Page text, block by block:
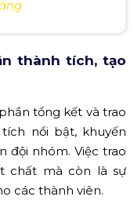
thành tích, tạo
tổng kết và trao
nổi bật, khuyến
đội nhóm. Việc trao
chất mà còn là sự
các thành viên.